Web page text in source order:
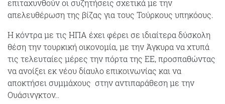
επιταχυνθούν οι συζητήσεις σχετικά με την
απελευθέρωση της βίζας για τους Τούρκους υπηκόους.
Η κόντρα με τις ΗΠΑ έχει φέρει σε ιδιαίτερα δύσκολη
θέση την τουρκική οικονομία, με την Άγκυρα να χτυπά
τις τελευταίες μέρες την πόρτα της ΕΕ, προσπαθώντας
να ανοίξει εκ νέου δίαυλο επικοινωνίας και να
αποκτήσει συμμάχους στην αντιπαράθεση με την
Ουάσινγκτον..